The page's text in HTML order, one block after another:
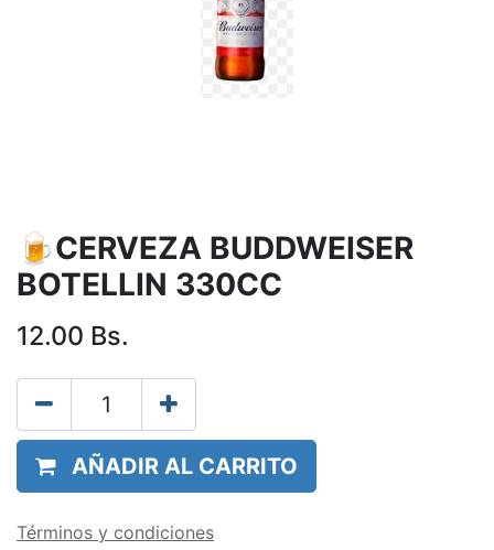
🍺CERVEZA BUDDWEISER
BOTELLIN 330CC
12.00 Bs.
AÑADIR AL CARRITO
Términos y condiciones